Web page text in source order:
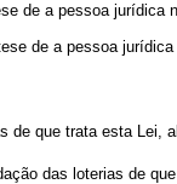
de a pessoa
de a pessoa
de que trata esta
das loterias de